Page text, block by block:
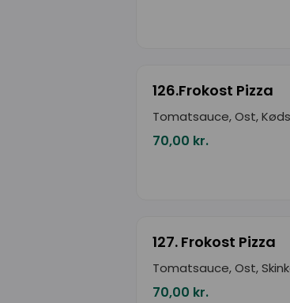
126.Frokost Pizza
Tomatsauce, Ost,
70,00 kr.
127. Frokost Pizza
Tomatsauce, Ost,
70,00 kr.